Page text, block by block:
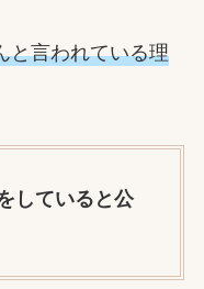
と言われている理
していると公